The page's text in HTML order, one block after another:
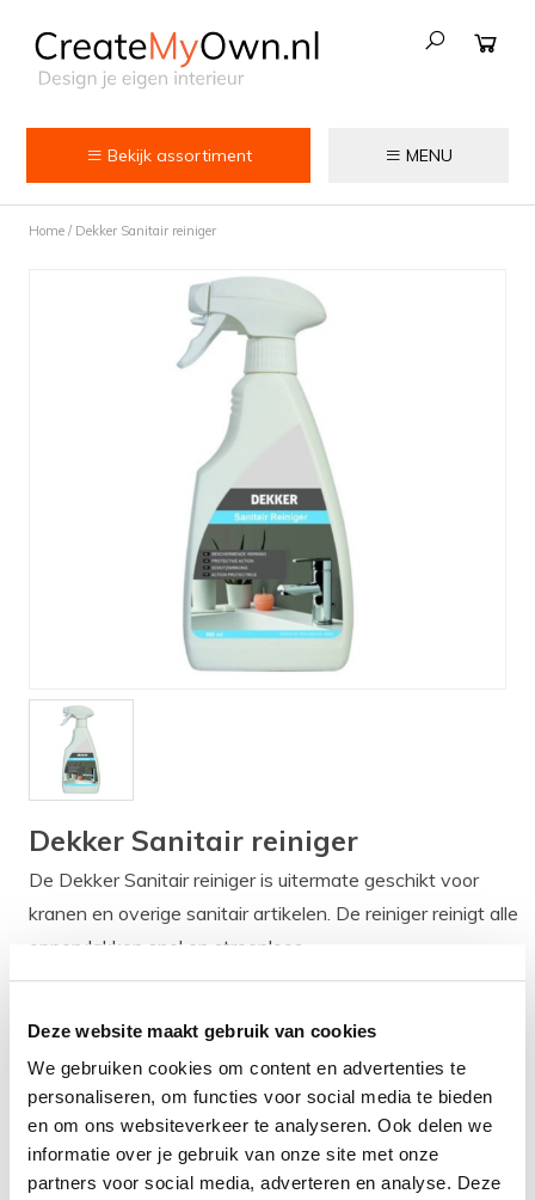
Deze website maakt gebruik van cookies
We gebruiken cookies om content en advertenties te
personaliseren, om functies voor social media te bieden
en om ons websiteverkeer te analyseren. Ook delen we
informatie over je gebruik van onze site met onze
partners voor social media, adverteren en analyse. Deze
Bekijk assortiment
Voedselrestenvermalers
Wastafels
$$$ ACTIES $$$
MENU
Home/ Dekker Sanitair reiniger
Dekker Sanitair reiniger
De Dekker Sanitair reiniger is uitermate geschikt voor
kranen en overige sanitair artikelen. De reiniger reinigt alle
oppervlakken snel en streeploos.
Levertijd:Uit voorraad leverbaar
11,99
+
-
TOEVOEGEN